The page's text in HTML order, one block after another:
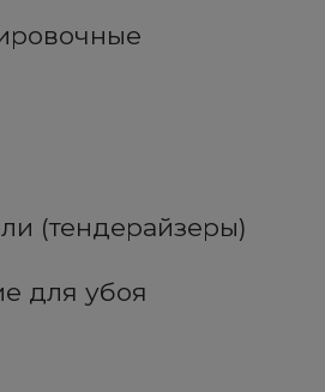
(тендерайзеры)
для убоя